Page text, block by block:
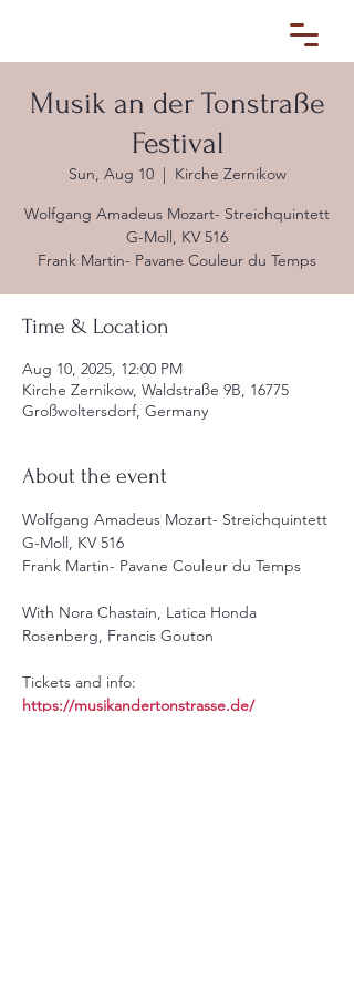
Musik an der Tonstraße
Festival
Sun, Aug 10
  |
Kirche Zernikow
Wolfgang Amadeus Mozart- Streichquintett
G-Moll, KV 516
Frank Martin- Pavane Couleur du Temps
Time & Location
Aug 10, 2025, 12:00 PM
Kirche Zernikow, Waldstraße 9B, 16775
Großwoltersdorf, Germany
About the event
Wolfgang Amadeus Mozart- Streichquintett
G-Moll, KV 516
Frank Martin- Pavane Couleur du Temps
With Nora Chastain, Latica Honda
Rosenberg, Francis Gouton
Tickets and info:
https://musikandertonstrasse.de/